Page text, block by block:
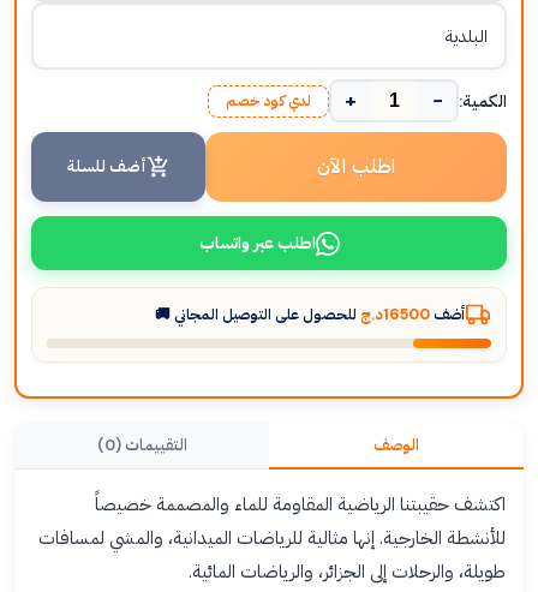
الكمية: −
+ لدي كود خصم
اطلب الآن أضف للسلة
اطلب عبر واتساب
أضف 16500د.ج للحصول على التوصيل المجاني 🚚
الوصف التقييمات (0)
اكتشف حقيبتنا الرياضية المقاومة للماء والمصممة خصيصاً
للأنشطة الخارجية. إنها مثالية للرياضات الميدانية، والمشي لمسافات
طويلة، والرحلات إلى الجزائر، والرياضات المائية.